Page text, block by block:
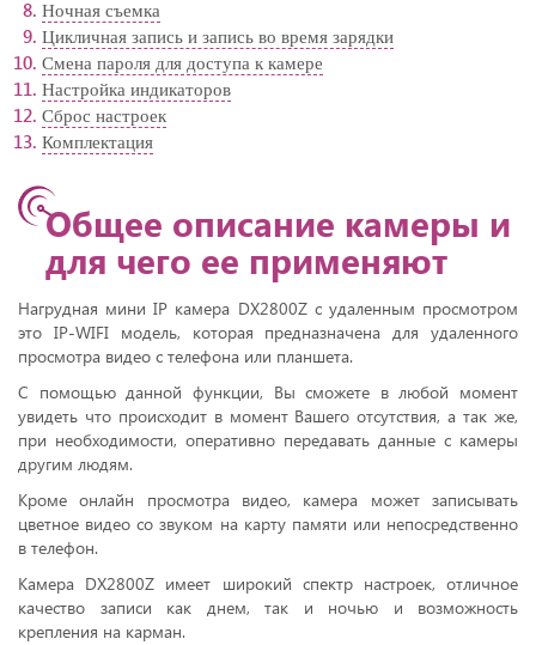
Ночная съемка
Цикличная запись и запись во время зарядки
Смена пароля для доступа к камере
Настройка индикаторов
Сброс настроек
Комплектация
Общее описание камеры и
для чего ее применяют
Нагрудная мини IP камера DX2800Z c удаленным просмотром
это IP-WIFI модель, которая предназначена для удаленного
просмотра видео с телефона или планшета.
С помощью данной функции, Вы сможете в любой момент
увидеть что происходит в момент Вашего отсутствия, а так же,
при необходимости, оперативно передавать данные с камеры
другим людям.
Кроме онлайн просмотра видео, камера может записывать
цветное видео со звуком на карту памяти или непосредственно
в телефон.
Камера DX2800Z имеет широкий спектр настроек, отличное
качество записи как днем, так и ночью и возможность
крепления на карман.